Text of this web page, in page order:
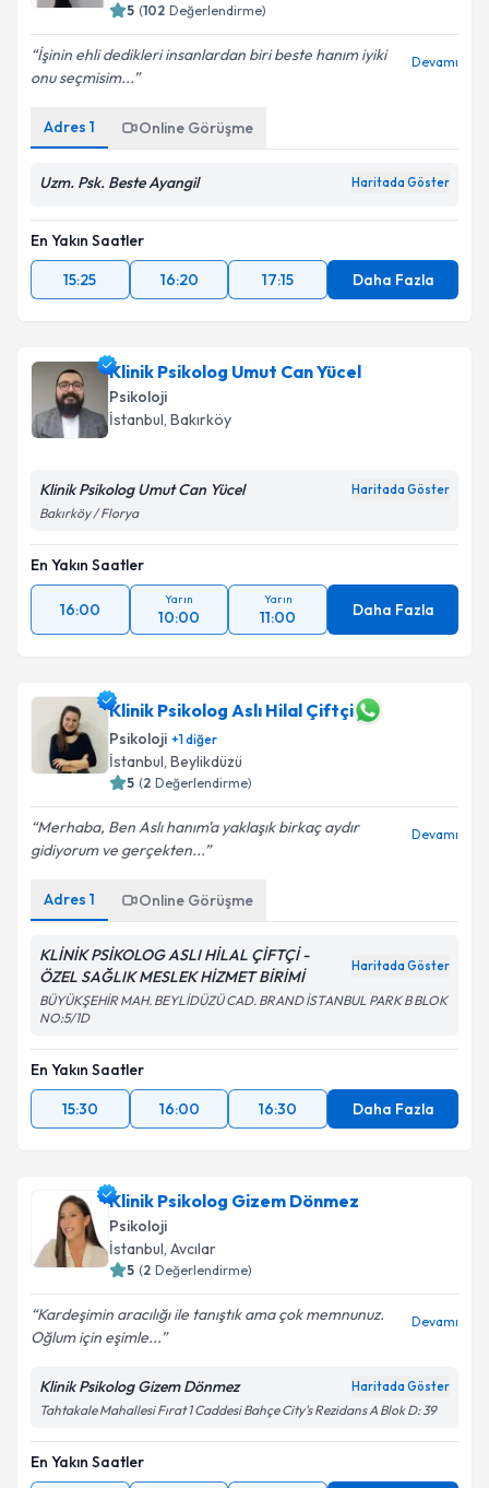
5 (102 Değerlendirme)
İşinin ehli dedikleri insanlardan biri beste hanım iyiki
onu seçmisim...
Devamı
Adres 1 Online Görüşme
Uzm. Psk. Beste Ayangil Haritada Göster
En Yakın Saatler
15:25
16:20 17:15 Daha Fazla
Klinik Psikolog Umut Can Yücel
Psikoloji
İstanbul, Bakırköy
Klinik Psikolog Umut Can Yücel Haritada Göster
Bakırköy / Florya
En Yakın Saatler
16:00
Yarın
10:00
Yarın
11:00 Daha Fazla
Klinik Psikolog Aslı Hilal Çiftçi
Psikoloji +1diğer
İstanbul, Beylikdüzü
5 (2 Değerlendirme)
Merhaba, Ben Aslı hanım'a yaklaşık birkaç aydır
gidiyorum ve gerçekten...
Devamı
Adres 1 Online Görüşme
KLİNİK PSİKOLOG ASLI HİLAL ÇİFTÇİ -
ÖZEL SAĞLIK MESLEK HİZMET BİRİMİ
Haritada Göster
BÜYÜKŞEHİR MAH. BEYLİDÜZÜ CAD. BRAND İSTANBUL PARK B BLOK
NO:5/1D
En Yakın Saatler
15:30
16:00 16:30 Daha Fazla
Klinik Psikolog Gizem Dönmez
Psikoloji
İstanbul, Avcılar
5 (2 Değerlendirme)
Kardeşimin aracılığı ile tanıştık ama çok memnunuz.
Oğlum için eşimle...
Devamı
Klinik Psikolog Gizem Dönmez Haritada Göster
Tahtakale Mahallesi Fırat 1 Caddesi Bahçe City's Rezidans A Blok D: 39
En Yakın Saatler